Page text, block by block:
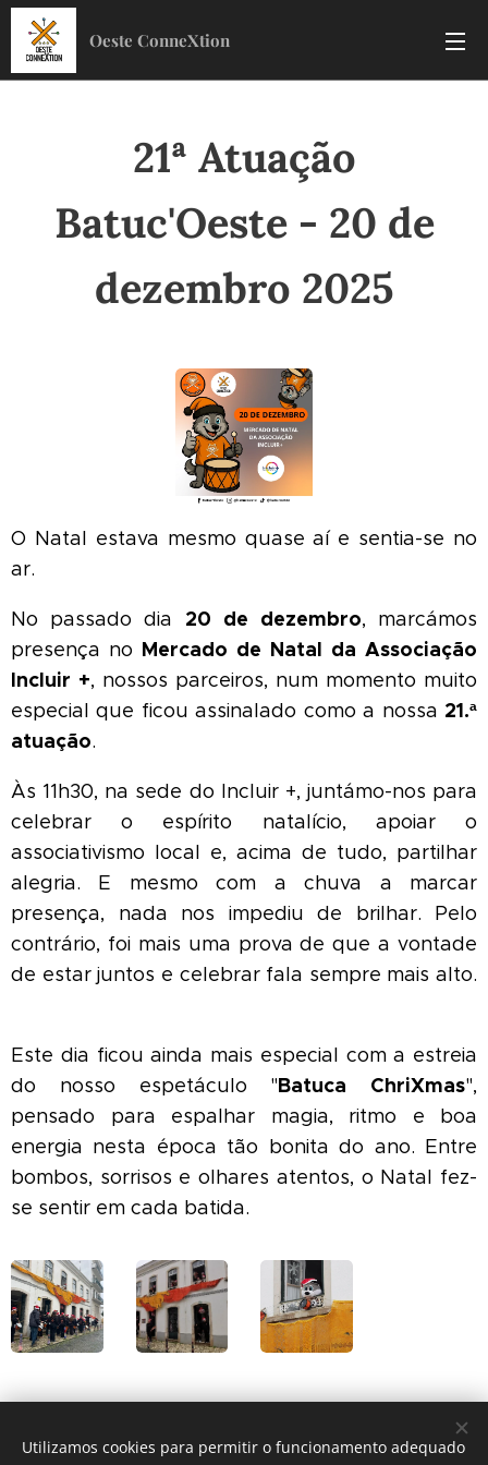
Oeste ConneXtion
21ª Atuação
Batuc'Oeste - 20 de
dezembro 2025
O Natal estava mesmo quase aí e sentia-se no
ar. ✨🎄
No passado dia 20 de dezembro, marcámos
presença no Mercado de Natal da Associação
Incluir +, nossos parceiros, num momento muito
especial que ficou assinalado como a nossa 21.ª
atuação.
Às 11h30, na sede do Incluir +, juntámo-nos para
celebrar o espírito natalício, apoiar o
associativismo local e, acima de tudo, partilhar
alegria. E mesmo com a chuva a marcar
presença, nada nos impediu de brilhar. Pelo
contrário, foi mais uma prova de que a vontade
de estar juntos e celebrar fala sempre mais alto.
Este dia ficou ainda mais especial com a estreia
do nosso espetáculo "Batuca ChriXmas",
pensado para espalhar magia, ritmo e boa
energia nesta época tão bonita do ano. Entre
bombos, sorrisos e olhares atentos, o Natal fez-
se sentir em cada batida.
Utilizamos cookies para permitir o funcionamento adequado